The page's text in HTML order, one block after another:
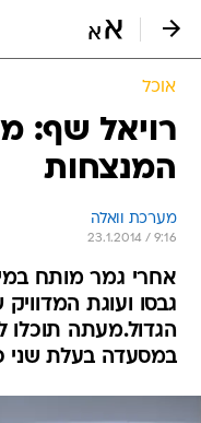
אוכל
רויאל שף:
המנצחות
מערכת וואלה
23.1.2014 / 9:16
אחרי גמר מותח
גבסו ועוגת
הגדול.מעתה
במסעדה בעלת שני